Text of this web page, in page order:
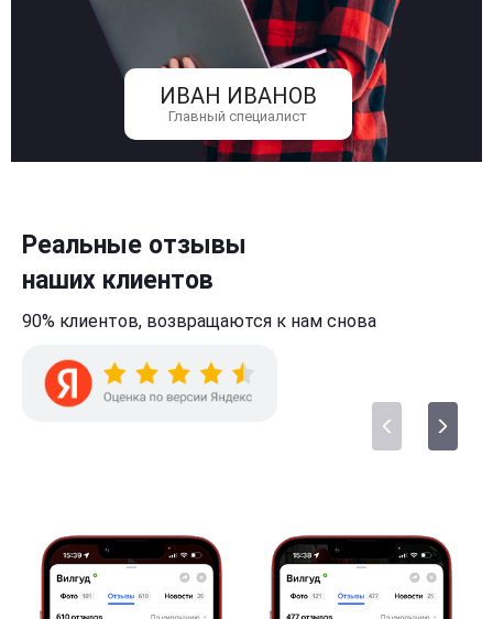
ИВАН ИВАНОВ
Главный специалист
Реальные отзывы
наших клиентов
90% клиентов, возвращаются к нам снова